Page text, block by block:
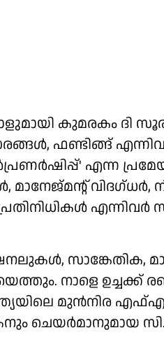
കുമരകം ദി
ഫണ്ടിങ്ങ്
എന്ന
മാനേജ്മന്റ് വിദഗ്ധര്‍,
സാങ്കേതിക,
നാളെ ഉച്ചക്ക്
മുന്‍നിര
ചെയര്‍മാനുമായ